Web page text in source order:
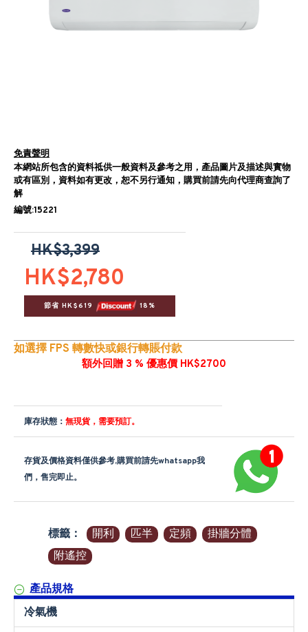
免責聲明
本網站所包含的資料祗供一般資料及參考之用，產品圖片及描述與實物
或有區別，資料如有更改，恕不另行通知，購買前請先向代理商查詢了
解
編號:15221
HK$2,780
HK$3,399
節省 HK$619 18%
如選擇 FPS 轉數快或銀行轉賬付款
額外回贈 3 % 優惠價 HK$2700
庫存狀態： 無現貨，需要預訂。
存貨及價格資料僅供參考,購買前請先whatsapp我
們，售完即止。
標籤： 開利 匹半 定頻
掛牆分體
附遙控
產品規格
冷氣機